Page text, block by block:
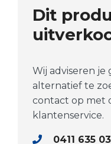
Dit
Wij adviseren je
alternatief te
contact op met
klantenservice.
0411 635